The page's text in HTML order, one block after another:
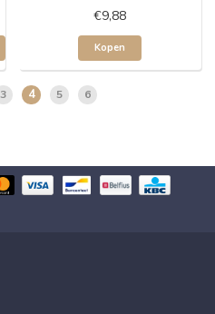
€9,88
Kopen
3 4 5 6